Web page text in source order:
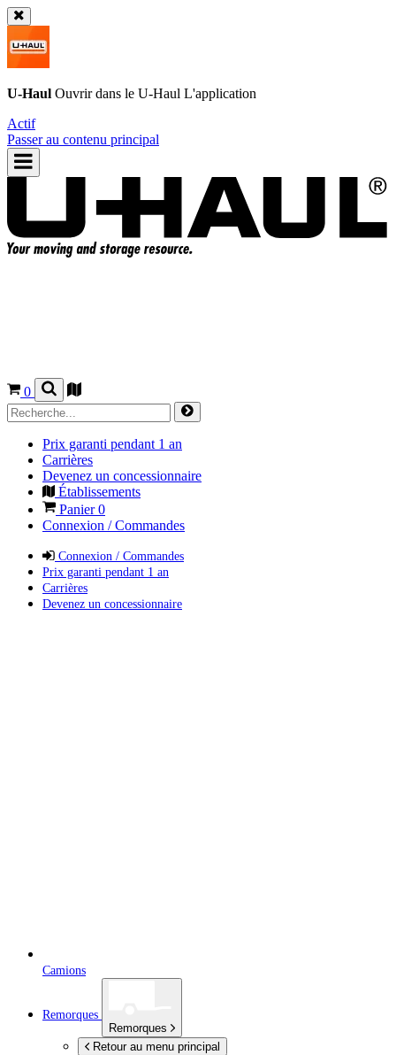
U-Haul Ouvrir dans le U-Haul L'application
Actif
Passer au contenu principal
0
Prix garanti pendant 1 an
Carrières
Devenez un concessionnaire
Établissements
Panier0
Connexion / Commandes
Connexion / Commandes
Prix garanti pendant 1 an
Carrières
Devenez un concessionnaire
Camions
Remorques
Remorques
Retour au menu principal